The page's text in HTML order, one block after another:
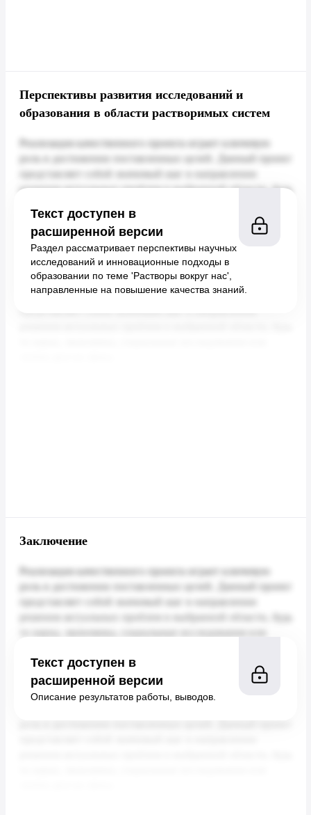
Перспективы развития исследований и
образования в области растворимых систем
Текст доступен в
расширенной версии
Раздел рассматривает перспективы научных
исследований и инновационные подходы в
образовании по теме 'Растворы вокруг нас',
направленные на повышение качества знаний.
Заключение
Текст доступен в
расширенной версии
Описание результатов работы, выводов.